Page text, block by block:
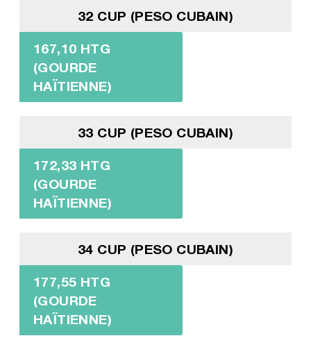
32 CUP (PESO CUBAIN)
167,10 HTG
(GOURDE
HAÏTIENNE)
33 CUP (PESO CUBAIN)
172,33 HTG
(GOURDE
HAÏTIENNE)
34 CUP (PESO CUBAIN)
177,55 HTG
(GOURDE
HAÏTIENNE)